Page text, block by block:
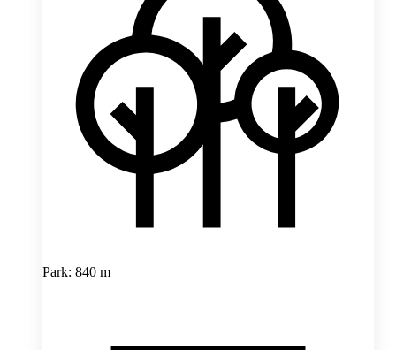
Park: 840 m